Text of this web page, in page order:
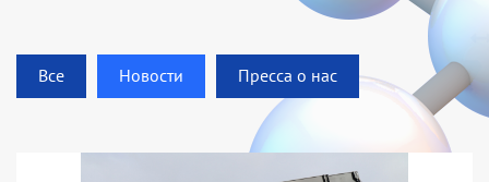
Все Новости Пресса о нас